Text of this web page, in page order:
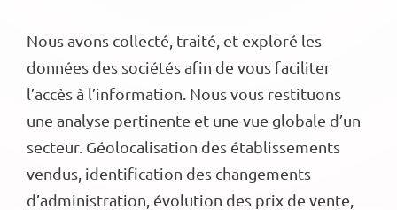
Nous avons collecté, traité, et exploré les
données des sociétés afin de vous faciliter
l’accès à l’information. Nous vous restituons
une analyse pertinente et une vue globale d’un
secteur. Géolocalisation des établissements
vendus, identification des changements
d’administration, évolution des prix de vente,